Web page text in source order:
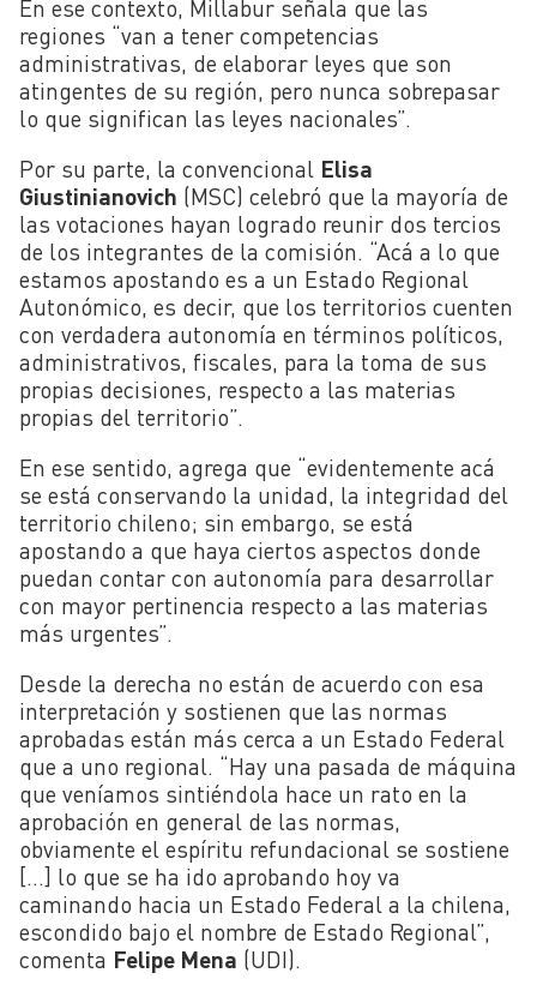
En ese contexto, Millabur señala que las
regiones “van a tener competencias
administrativas, de elaborar leyes que son
atingentes de su región, pero nunca sobrepasar
lo que significan las leyes nacionales”.
Por su parte, la convencional Elisa
Giustinianovich (MSC) celebró que la mayoría de
las votaciones hayan logrado reunir dos tercios
de los integrantes de la comisión. “Acá a lo que
estamos apostando es a un Estado Regional
Autonómico, es decir, que los territorios cuenten
con verdadera autonomía en términos políticos,
administrativos, fiscales, para la toma de sus
propias decisiones, respecto a las materias
propias del territorio”.
En ese sentido, agrega que “evidentemente acá
se está conservando la unidad, la integridad del
territorio chileno; sin embargo, se está
apostando a que haya ciertos aspectos donde
puedan contar con autonomía para desarrollar
con mayor pertinencia respecto a las materias
más urgentes”.
Desde la derecha no están de acuerdo con esa
interpretación y sostienen que las normas
aprobadas están más cerca a un Estado Federal
que a uno regional. “Hay una pasada de máquina
que veníamos sintiéndola hace un rato en la
aprobación en general de las normas,
obviamente el espíritu refundacional se sostiene
[…] lo que se ha ido aprobando hoy va
caminando hacia un Estado Federal a la chilena,
escondido bajo el nombre de Estado Regional”,
comenta Felipe Mena (UDI).